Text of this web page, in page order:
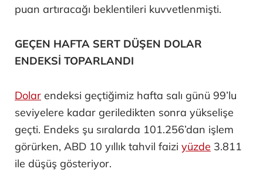
puan artıracağı beklentileri kuvvetlenmişti.
GEÇEN HAFTA SERT DÜŞEN DOLAR
ENDEKSİ TOPARLANDI
Dolar endeksi geçtiğimiz hafta salı günü 99’lu
seviyelere kadar geriledikten sonra yükselişe
geçti. Endeks şu sıralarda 101.256’dan işlem
görürken, ABD 10 yıllık tahvil faizi yüzde 3.811
ile düşüş gösteriyor.